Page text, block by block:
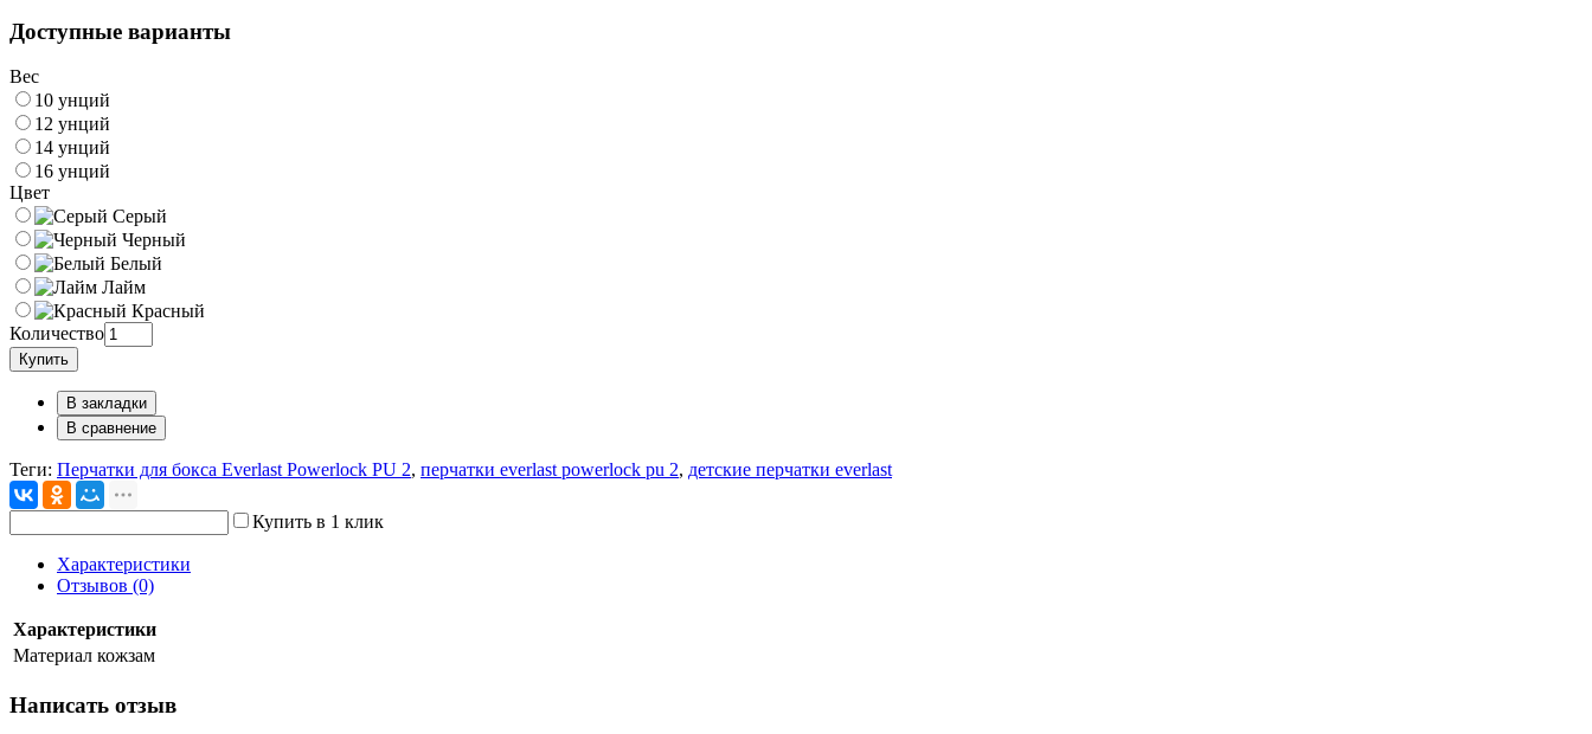
Доступные варианты
Вес
10 унций
12 унций
14 унций
16 унций
Цвет
Серый
Черный
Белый
Лайм
Красный
Количество
Купить
В закладки
В сравнение
Теги: Перчатки для бокса Everlast Powerlock PU 2, перчатки everlast powerlock pu 2, детские перчатки everlast
Купить в 1 клик
Характеристики
Отзывов (0)
Характеристики
Материал кожзам
Написать отзыв